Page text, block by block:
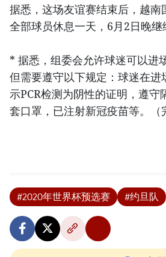
据悉，这场友谊赛结束后，越南
全部球员休息一天，6月2日晚继
* 据悉，组委会允许球迷可以进
但需要遵守以下规定：球迷在进
示PCR检测为阴性的证明，遵守
套口罩，已注射新冠疫苗等。（
#2020年世界杯预选赛 #约旦队